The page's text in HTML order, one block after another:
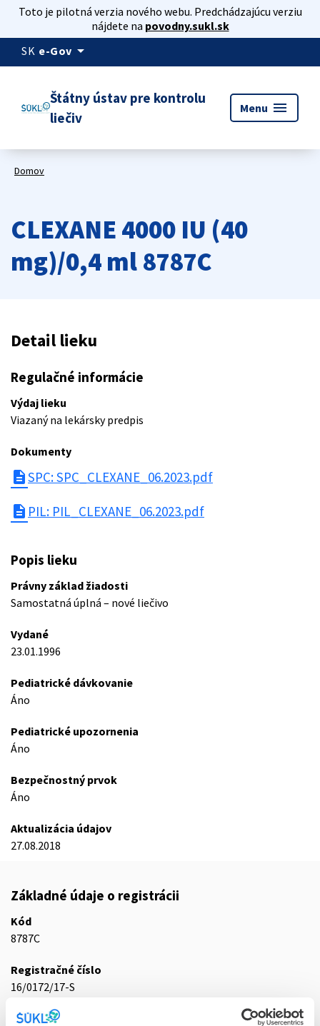
Toto je pilotná verzia nového webu. Predchádzajúcu verziu
nájdete na povodny.sukl.sk
SK e-Gov arrow_drop_down
Štátny ústav pre kontrolu
liečiv
Menu menu
Domov
CLEXANE 4000 IU (40
mg)/0,4 ml 8787C
Detail lieku
Regulačné informácie
Výdaj lieku
Viazaný na lekársky predpis
Dokumenty
descriptionSPC: SPC_CLEXANE_06.2023.pdf
description PIL: PIL_CLEXANE_06.2023.pdf
Popis lieku
Právny základ žiadosti
Samostatná úplná – nové liečivo
Vydané
23.01.1996
Pediatrické dávkovanie
Áno
Pediatrické upozornenia
Áno
Bezpečnostný prvok
Áno
Aktualizácia údajov
27.08.2018
Základné údaje o registrácii
Kód
8787C
Registračné číslo
16/0172/17-S
Doplnok